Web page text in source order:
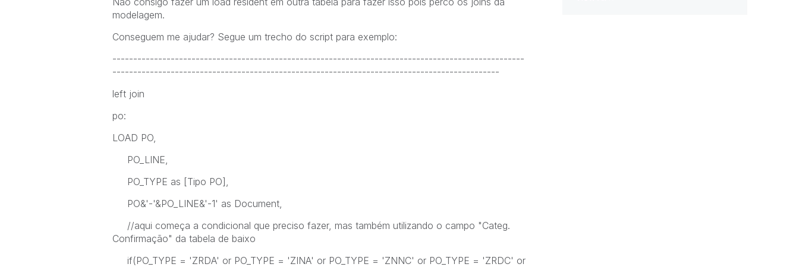
modelagem.
Conseguem me ajudar? Segue um trecho do script para exemplo:
---------------------------------------------------------------------------------------------------
---------------------------------------------------------------------------------------------
left join
po:
LOAD PO,
PO_LINE,
PO_TYPE as [Tipo PO],
PO&'-'&PO_LINE&'-1' as Document,
//aqui começa a condicional que preciso fazer, mas também utilizando o campo "Categ.
Confirmação" da tabela de baixo
if(PO_TYPE = 'ZRDA' or PO_TYPE = 'ZINA' or PO_TYPE = 'ZNNC' or PO_TYPE = 'ZRDC' or